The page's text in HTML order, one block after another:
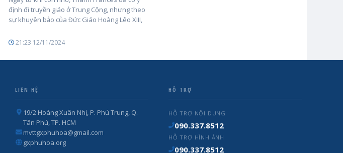
định đi truyền giáo ở Trung Cộng, nhưng theo
sự khuyên bảo của Ðức Giáo Hoàng Lêo XIII,
21:23 12/11/2024
LIÊN HỆ
19/2 Hoàng Xuân Nhị, P. Phú Trung, Q.
Tân Phú, TP. HCM
mvttgxphuhoa@gmail.com
gxphuhoa.org
HỖ TRỢ
HỖ TRỢ NỘI DUNG
090.337.8512
HỖ TRỢ HÌNH ẢNH
090.337.8512